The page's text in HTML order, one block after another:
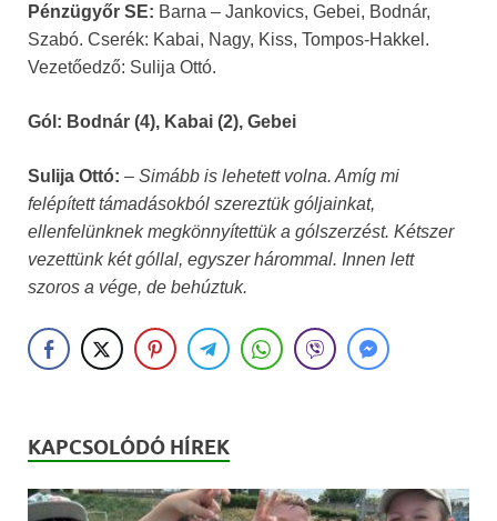
Pénzügyőr SE: Barna – Jankovics, Gebei, Bodnár,
Szabó. Cserék: Kabai, Nagy, Kiss, Tompos-Hakkel.
Vezetőedző: Sulija Ottó.
Gól: Bodnár (4), Kabai (2), Gebei
Sulija Ottó: – Simább is lehetett volna. Amíg mi
felépített támadásokból szereztük góljainkat,
ellenfelünknek megkönnyítettük a gólszerzést. Kétszer
vezettünk két góllal, egyszer hárommal. Innen lett
szoros a vége, de behúztuk.
KAPCSOLÓDÓ HÍREK